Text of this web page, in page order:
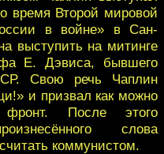
время Второй мировой
в войне» в Сан-
выступить на митинге
Е. Дэвиса, бывшего
Свою речь Чаплин
и призвал как можно
После этого
слова
коммунистом.